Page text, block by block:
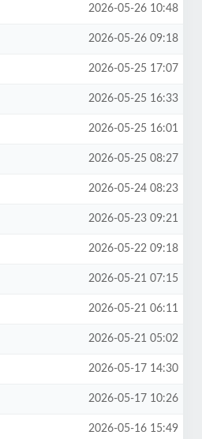
2026-05-26 10:48
2026-05-26 09:18
2026-05-25 17:07
2026-05-25 16:33
2026-05-25 16:01
2026-05-25 08:27
2026-05-24 08:23
2026-05-23 09:21
2026-05-22 09:18
2026-05-21 07:15
2026-05-21 06:11
2026-05-21 05:02
2026-05-17 14:30
2026-05-17 10:26
2026-05-16 15:49